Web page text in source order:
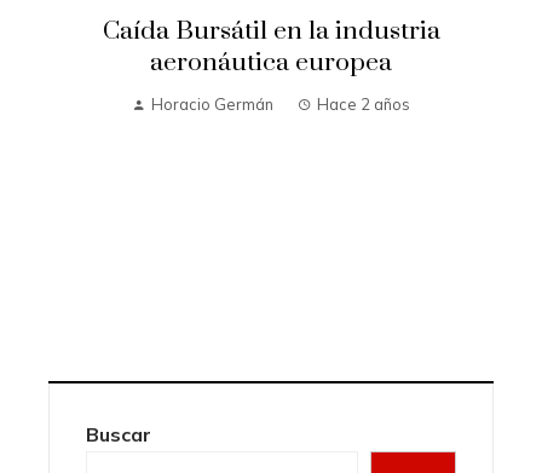
Caída Bursátil en la industria
aeronáutica europea
Horacio Germán Hace 2 años
Buscar